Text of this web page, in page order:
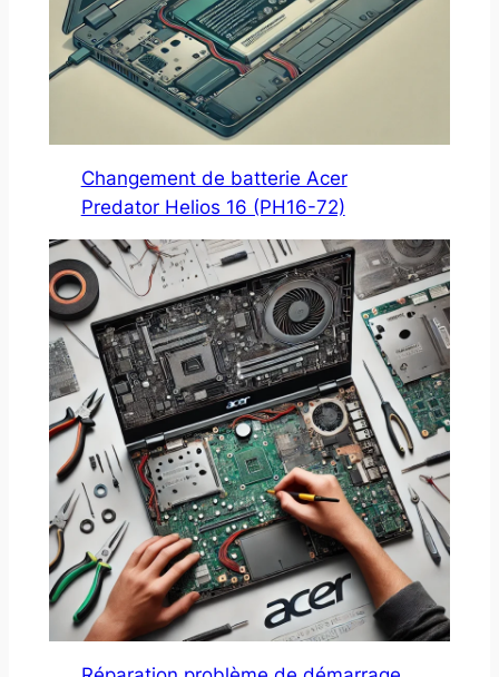
Changement de batterie Acer
Predator Helios 16 (PH16-72)